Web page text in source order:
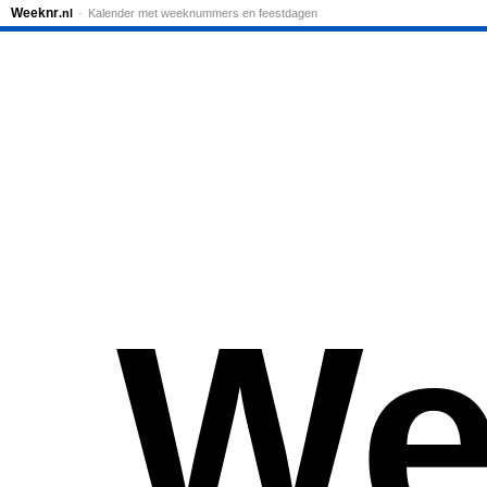
Weeknr.nl Kalender met weeknummers en feestdagen